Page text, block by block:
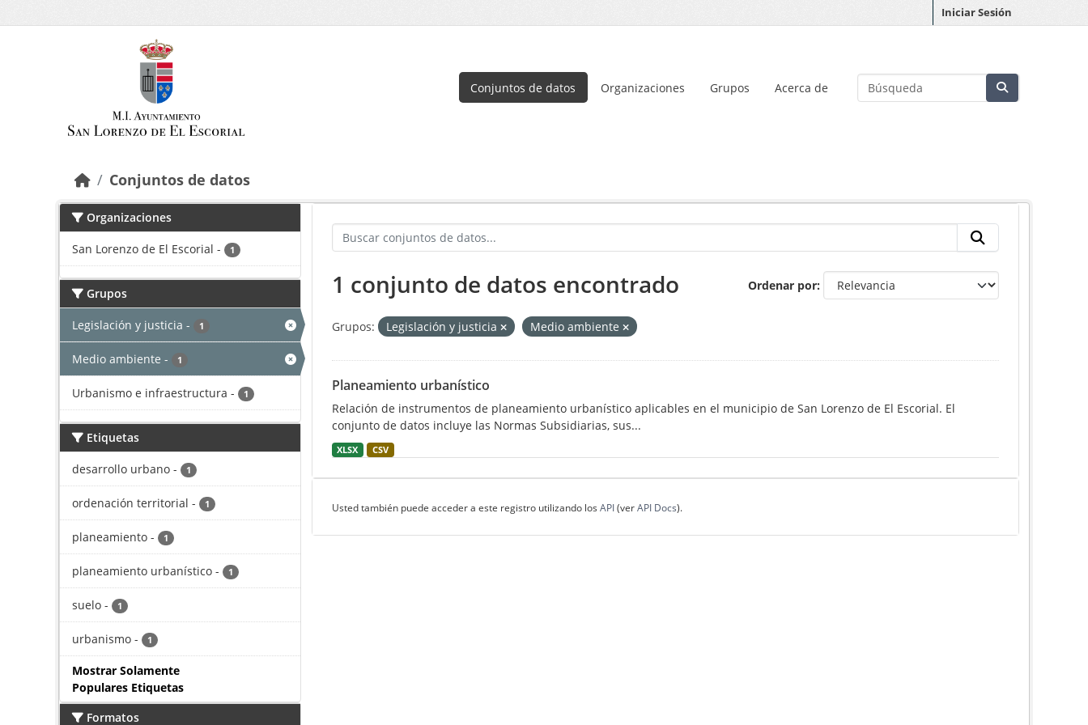
Iniciar Sesión
Conjuntos de datos Organizaciones Grupos Acerca de
Conjuntos de datos
Organizaciones
San Lorenzo de El Escorial - 1
Grupos
Legislación y justicia - 1
Medio ambiente - 1
Urbanismo e infraestructura - 1
Etiquetas
desarrollo urbano - 1
ordenación territorial - 1
planeamiento - 1
planeamiento urbanístico - 1
suelo - 1
urbanismo - 1
Mostrar Solamente
Populares Etiquetas
Formatos
Ordenar por
1 conjunto de datos encontrado
Grupos: Legislación y justicia Medio ambiente
Planeamiento urbanístico
Relación de instrumentos de planeamiento urbanístico aplicables en el municipio de San Lorenzo de El Escorial. El
conjunto de datos incluye las Normas Subsidiarias, sus...
XLSX CSV
Usted también puede acceder a este registro utilizando los API(verAPI Docs).